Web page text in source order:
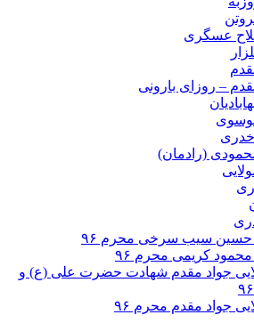
عسگری
– روزای بارونی
(رادمان)
حسین سیب سرخی محرم ۹۶
کریمی محرم ۹۶
جواد مقدم شهادت حضرت علی (ع) و
جواد مقدم محرم ۹۶